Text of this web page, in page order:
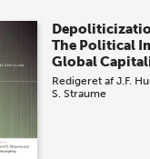
The Political
Global
Redigeret afJ.F.
S. Straume